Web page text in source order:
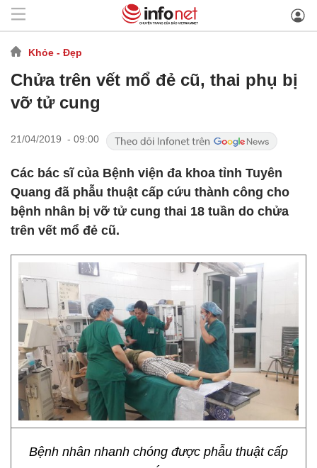
Khỏe - Đẹp
Chửa trên vết mổ đẻ cũ, thai phụ bị
vỡ tử cung
21/04/2019 - 09:00
Các bác sĩ của Bệnh viện đa khoa tỉnh Tuyên
Quang đã phẫu thuật cấp cứu thành công cho
bệnh nhân bị vỡ tử cung thai 18 tuần do chửa
trên vết mổ đẻ cũ.
Bệnh nhân nhanh chóng được phẫu thuật cấp